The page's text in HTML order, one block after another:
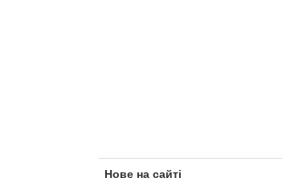
Нове на сайті